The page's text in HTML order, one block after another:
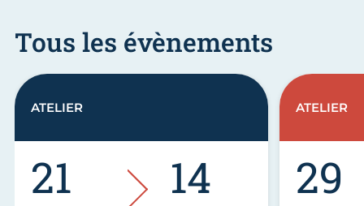
Tous les évènements
21 14
ATELIER
29
ATELIER